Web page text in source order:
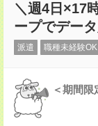
＼週4日×17
ープでデー
派遣 職種未経験OK
＜期間